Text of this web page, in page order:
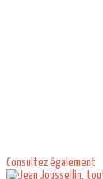
Consultez également